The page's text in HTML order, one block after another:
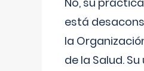
está
la
de la Salud.